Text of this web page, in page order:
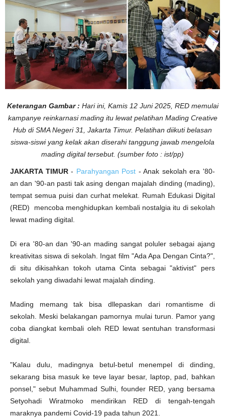
Keterangan Gambar : Hari ini, Kamis 12 Juni 2025, RED memulai
kampanye reinkarnasi mading itu lewat pelatihan Mading Creative
Hub di SMA Negeri 31, Jakarta Timur. Pelatihan diikuti belasan
siswa-siswi yang kelak akan diserahi tanggung jawab mengelola
mading digital tersebut. (sumber foto : ist/pp)
JAKARTA TIMUR- Parahyangan Post - Anak sekolah era '80-
an dan '90-an pasti tak asing dengan majalah dinding (mading),
tempat semua puisi dan curhat melekat. Rumah Edukasi Digital
(RED) mencoba menghidupkan kembali nostalgia itu di sekolah
lewat mading digital.
Di era '80-an dan '90-an mading sangat poluler sebagai ajang
kreativitas siswa di sekolah. Ingat film "Ada Apa Dengan Cinta?",
di situ dikisahkan tokoh utama Cinta sebagai "aktivist" pers
sekolah yang diwadahi lewat majalah dinding.
Mading memang tak bisa dllepaskan dari romantisme di
sekolah. Meski belakangan pamornya mulai turun. Pamor yang
coba diangkat kembali oleh RED lewat sentuhan transformasi
digital.
"Kalau dulu, madingnya betul-betul menempel di dinding,
sekarang bisa masuk ke teve layar besar, laptop, pad, bahkan
ponsel," sebut Muhammad Sulhi, founder RED, yang bersama
Setyohadi Wiratmoko mendirikan RED di tengah-tengah
maraknya pandemi Covid-19 pada tahun 2021.